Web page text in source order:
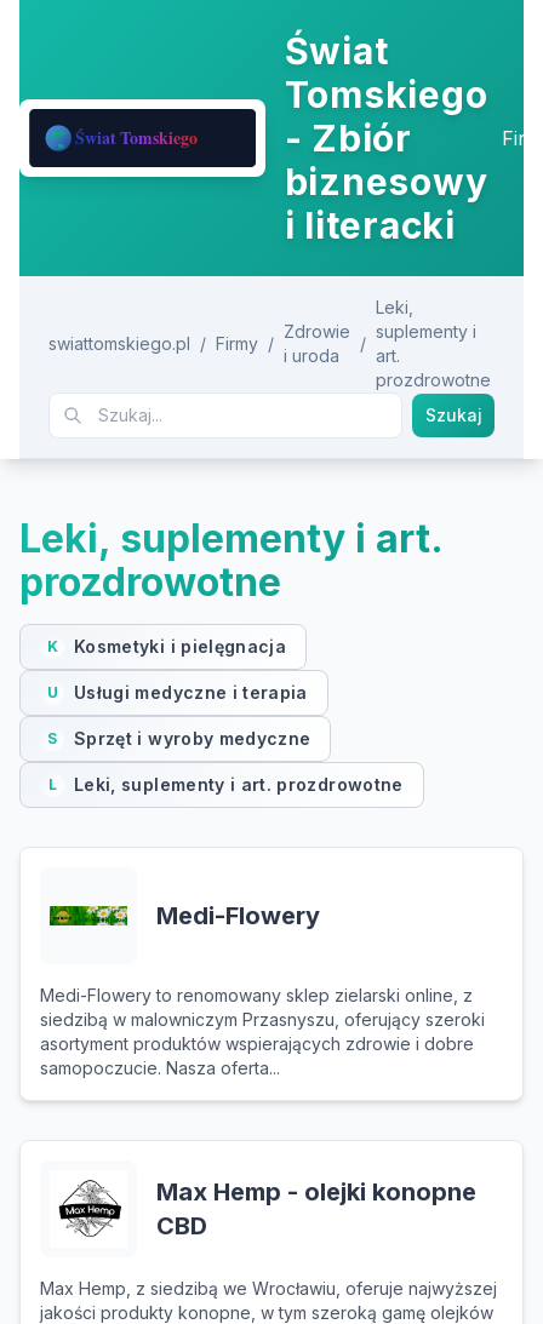
Świat
Tomskiego
- Zbiór
biznesowy
i literacki
swiattomskiego.pl / Firmy /
Zdrowie
i uroda
/
Leki,
suplementy i
art.
prozdrowotne
Szukaj
Leki, suplementy i art.
prozdrowotne
K Kosmetyki i pielęgnacja
U Usługi medyczne i terapia
S Sprzęt i wyroby medyczne
L Leki, suplementy i art. prozdrowotne
Medi-Flowery
Medi-Flowery to renomowany sklep zielarski online, z
siedzibą w malowniczym Przasnyszu, oferujący szeroki
asortyment produktów wspierających zdrowie i dobre
samopoczucie. Nasza oferta...
Max Hemp - olejki konopne
CBD
Max Hemp, z siedzibą we Wrocławiu, oferuje najwyższej
jakości produkty konopne, w tym szeroką gamę olejków